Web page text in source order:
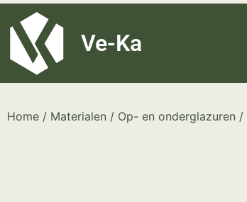
G-8P7N3X5BJ9
Ve-Ka
Home / Materialen / Op- en onderglazuren /